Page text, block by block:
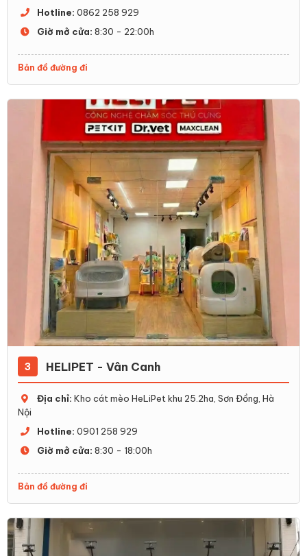
Hotline: 0862 258 929
Giờ mở cửa: 8:30 - 22:00h
Bản đồ đường đi
3 HELIPET - Vân Canh
Địa chỉ: Kho cát mèo HeLiPet khu 25.2ha, Sơn Đồng, Hà
Nội
Hotline: 0901 258 929
Giờ mở cửa: 8:30 - 18:00h
Bản đồ đường đi